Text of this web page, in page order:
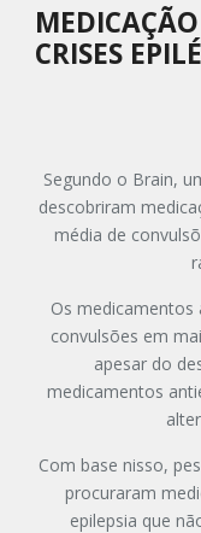
CRISES
Segundo o Brain,
descobriram
média de
Os
convulsões em
apesar do
medicamentos
Com base nisso,
procuraram
epilepsia que